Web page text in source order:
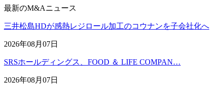
最新のM&Aニュース
三井松島HDが感熱レジロール加工のコウナンを子会社化へ
2026年08月07日
SRSホールディングス、FOOD ＆ LIFE COMPAN…
2026年08月07日